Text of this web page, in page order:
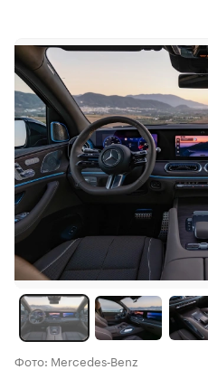
Фото: Mercedes‑Benz